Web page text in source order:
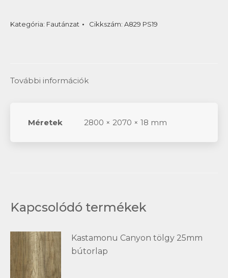
Kategória: Fautánzat Cikkszám: A829 PS19
További információk
Méretek 2800 × 2070 × 18 mm
Kapcsolódó termékek
Kastamonu Canyon tölgy 25mm
bútorlap